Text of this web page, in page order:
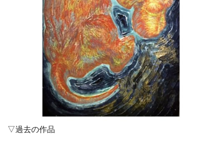
▽過去の作品